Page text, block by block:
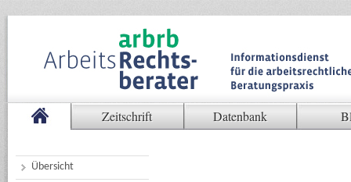
Zeitschrift Datenbank
Übersicht